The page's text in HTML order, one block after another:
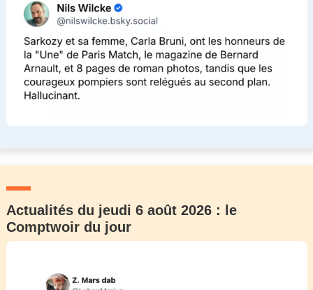
Actualités du jeudi 6 août 2026 : le
Comptwoir du jour